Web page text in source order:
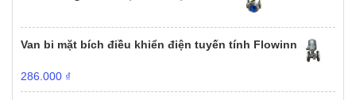
Van bi mặt bích điều khiển điện tuyến tính Flowinn
286.000 ₫